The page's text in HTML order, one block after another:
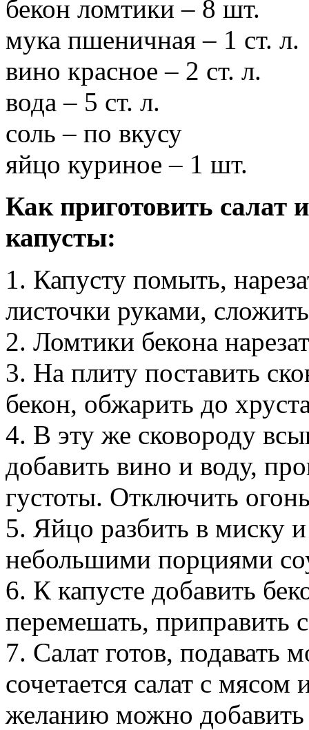
бекон ломтики – 8 шт.
мука пшеничная – 1 ст. л.
вино красное – 2 ст. л.
вода – 5 ст. л.
соль – по вкусу
яйцо куриное – 1 шт.
Как приготовить салат
капусты:
1. Капусту помыть,
листочки руками,
2. Ломтики бекона
3. На плиту поставить
бекон, обжарить до
4. В эту же сковороду
добавить вино и воду,
густоты. Отключить
5. Яйцо разбить в миску
небольшими порциями
6. К капусте добавить
перемешать, приправить
7. Салат готов,
сочетается салат с
желанию можно добавить